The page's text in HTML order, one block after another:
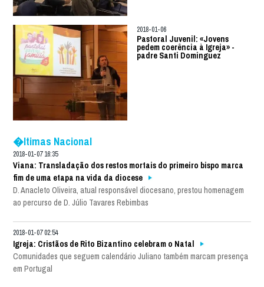
2018-01-06
Pastoral Juvenil: «Jovens
pedem coerência à Igreja» -
padre Santi Dominguez
�ltimas Nacional
2018-01-07 16:35
Viana: Transladação dos restos mortais do primeiro bispo marca
fim de uma etapa na vida da diocese
D. Anacleto Oliveira, atual responsável diocesano, prestou homenagem
ao percurso de D. Júlio Tavares Rebimbas
2018-01-07 02:54
Igreja: Cristãos de Rito Bizantino celebram o Natal
Comunidades que seguem calendário Juliano também marcam presença
em Portugal